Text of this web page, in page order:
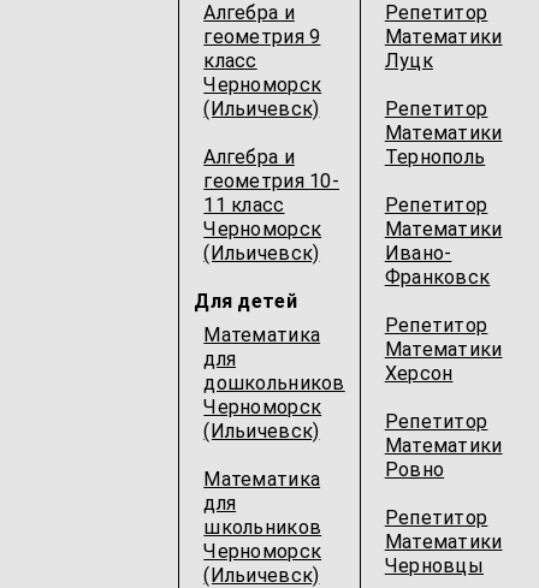
Алгебра и
геометрия 9
класс
Черноморск
(Ильичевск)
Алгебра и
геометрия 10-
11 класс
Черноморск
(Ильичевск)
Для детей
Математика
для
дошкольников
Черноморск
(Ильичевск)
Математика
для
школьников
Черноморск
(Ильичевск)
Репетитор
Математики
Луцк
Репетитор
Математики
Тернополь
Репетитор
Математики
Ивано-
Франковск
Репетитор
Математики
Херсон
Репетитор
Математики
Ровно
Репетитор
Математики
Черновцы